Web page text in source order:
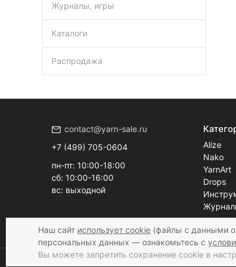
Журналы, игры
Каталоги
Распродажа
contact@yarn-sale.ru
+7 (499) 705-0604
пн-пт: 10:00-18:00
сб: 10:00-16:00
вс: выходной
Alize
Nako
YarnArt
Drops
@ 2019 yarn-sale.ru
Наш сайт использует cookie (файлы с данными о
персональных данных — ознакомьтесь с
Вы можете запретить сохранение cookie в